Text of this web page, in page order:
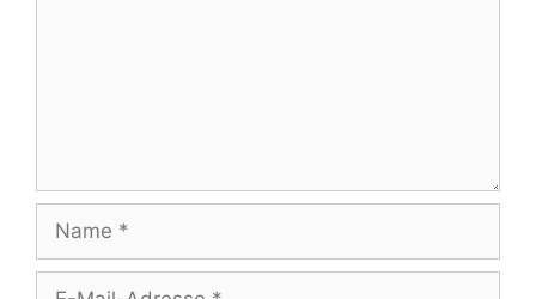
Name